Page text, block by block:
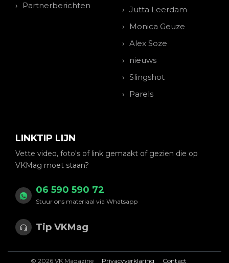
Partnerberichten
Jutta Leerdam
Monica Geuze
Alex Soze
nieuws
Slingshot
Parels
LINKTIP LIJN
Vette video, foto's of link gemaakt of gezien die op
VKMag moet staan?
06 590 590 72
Stuur ons materiaal via Whatsapp
Tip VKMag
© 2026 VK Magazine Privacyverklaring Contact